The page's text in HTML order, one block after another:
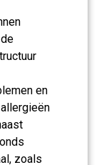
en
zoals